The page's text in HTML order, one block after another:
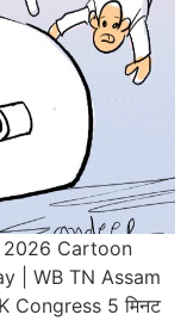
2026 Cartoon
| WB TN Assam
Congress 5 मिनट